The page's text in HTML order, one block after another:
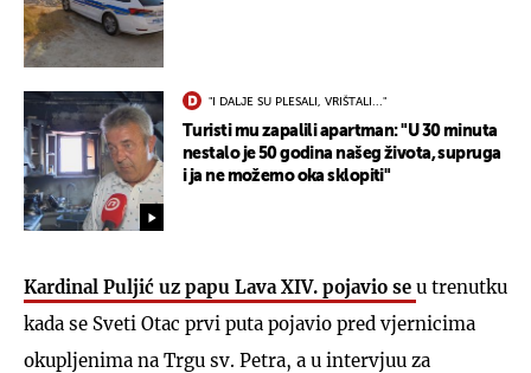
"I DALJE SU PLESALI, VRIŠTALI..."
Turisti mu zapalili apartman: "U 30 minuta
nestalo je 50 godina našeg života, supruga
i ja ne možemo oka sklopiti"
Kardinal Puljić uz papu Lava XIV. pojavio se u trenutku
kada se Sveti Otac prvi puta pojavio pred vjernicima
okupljenima na Trgu sv. Petra, a u intervjuu za